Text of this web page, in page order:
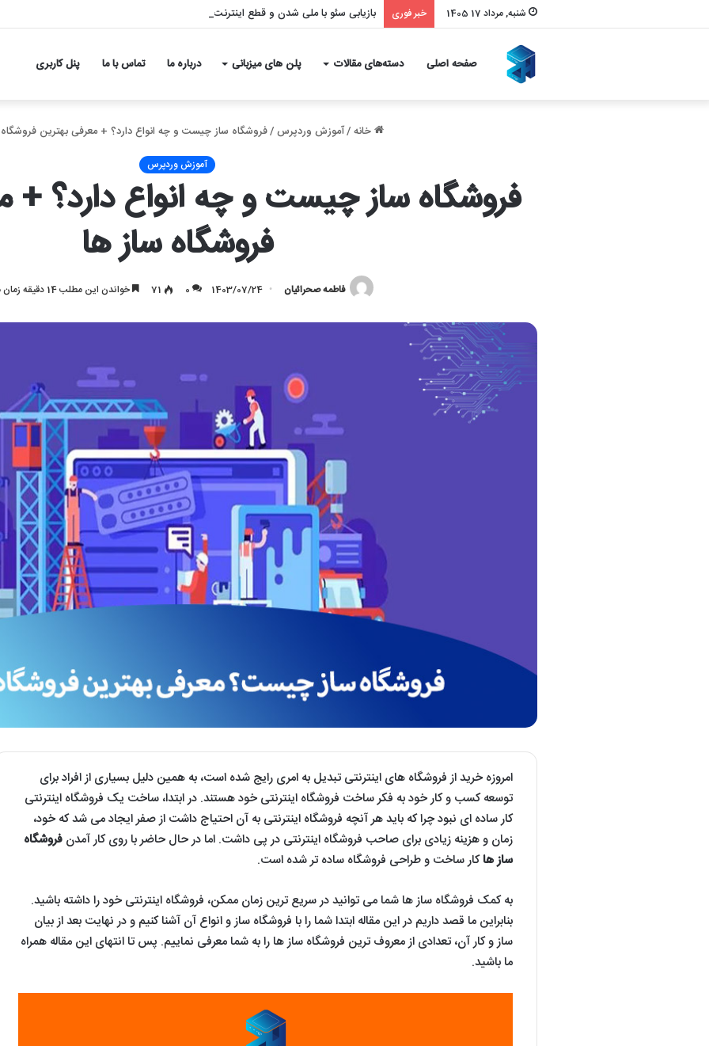
شنبه, مرداد 17 1405 خبر فوری بازیابی سئو با ملی شدن و قطع اینترنت – بازگشت قدرتمند به نتایج گوگل
صفحه اصلی دسته‌های مقالات پلن های میزبانی درباره ما تماس با ما پنل کاربری
خانه/آموزش وردپرس/فروشگاه ساز چیست و چه انواع دارد؟ + معرفی بهترین
آموزش وردپرس
فروشگاه ساز چیست و چه انواع دارد؟ +
فروشگاه ساز ها
فاطمه صحرائیان 1403/07/24
0
71 خواندن این مطلب 14 دقیقه زمان میبرد
امروزه خرید از فروشگاه های اینترنتی تبدیل به امری رایج شده است، به همین دلیل بسیاری از افراد برای
توسعه کسب و کار خود به فکر ساخت فروشگاه اینترنتی خود هستند. در ابتدا، ساخت یک فروشگاه اینترنتی
کار ساده ای نبود چرا که باید هر آنچه فروشگاه اینترنتی به آن احتیاج داشت از صفر ایجاد می شد که خود،
زمان و هزینه زیادی برای صاحب فروشگاه اینترنتی در پی داشت. اما در حال حاضر با روی کار آمدن فروشگاه
ساز هاکار ساخت و طراحی فروشگاه ساده تر شده است.
به کمک فروشگاه ساز ها شما می توانید در سریع ترین زمان ممکن، فروشگاه اینترنتی خود را داشته باشید.
بنابراین ما قصد داریم در این مقاله ابتدا شما را با فروشگاه ساز و انواع آن آشنا کنیم و در نهایت بعد از بیان
ساز و کار آن، تعدادی از معروف ترین فروشگاه ساز ها را به شما معرفی نماییم. پس تا انتهای این مقاله همراه
ما باشید.